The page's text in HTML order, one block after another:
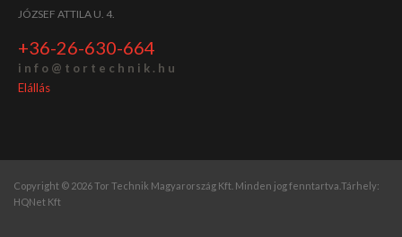
JÓZSEF ATTILA U. 4.
+36-26-630-664
i n f o @ t o r t e c h n i k . h u
Elállás
Copyright © 2026 Tor Technik Magyarország Kft. Minden jog fenntartva. Tárhely:
HQNet Kft